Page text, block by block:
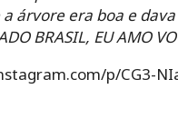
árvore era boa e
BRASIL, EU AMO
p/CG3-